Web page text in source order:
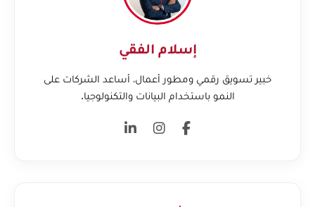
إسلام الفقي
خبير تسويق رقمي ومطور أعمال، أساعد الشركات على
النمو باستخدام البيانات والتكنولوجيا.